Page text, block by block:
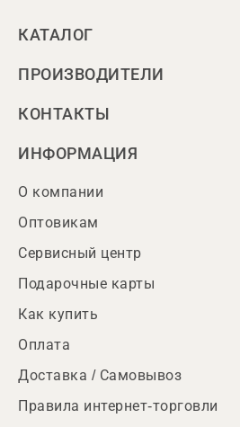
КАТАЛОГ
ПРОИЗВОДИТЕЛИ
КОНТАКТЫ
ИНФОРМАЦИЯ
О компании
Оптовикам
Сервисный центр
Подарочные карты
Как купить
Оплата
Доставка / Самовывоз
Правила интернет-торговли